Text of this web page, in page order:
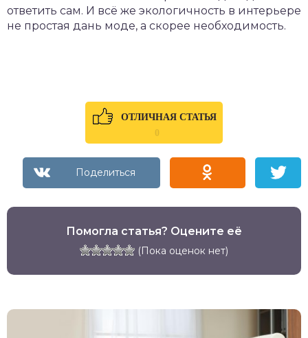
ответить сам. И всё же экологичность в интерьере
не простая дань моде, а скорее необходимость.
ОТЛИЧНАЯ СТАТЬЯ
0
Помогла статья? Оцените её
(Пока оценок нет)